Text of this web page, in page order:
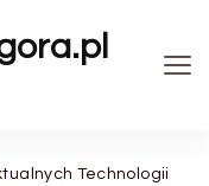
Technologii